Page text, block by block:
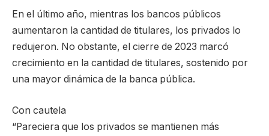
En el último año, mientras los bancos públicos
aumentaron la cantidad de titulares, los privados lo
redujeron. No obstante, el cierre de 2023 marcó
crecimiento en la cantidad de titulares, sostenido por
una mayor dinámica de la banca pública.
Con cautela
“Pareciera que los privados se mantienen más